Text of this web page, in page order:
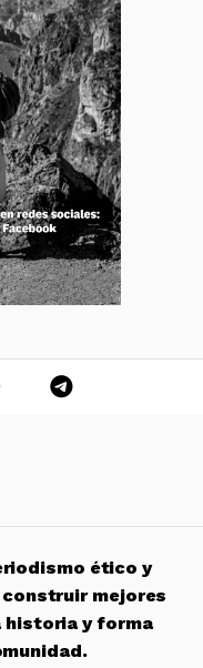
ético y
mejores
historia y forma